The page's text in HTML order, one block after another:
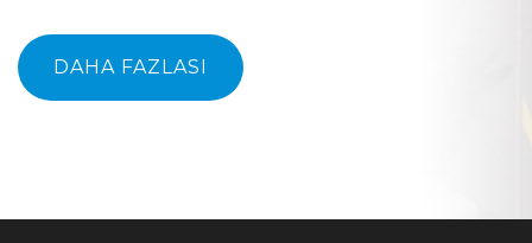
DAHA FAZLASI